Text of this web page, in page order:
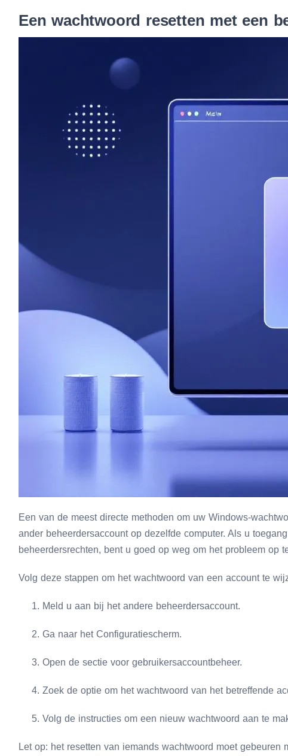
Een wachtwoord resetten met een
Een van de meest directe methoden om uw Windows-
ander beheerdersaccount op dezelfde computer. Als u
beheerdersrechten, bent u goed op weg om het probleem op
Volg deze stappen om het wachtwoord van een account te
Meld u aan bij het andere beheerdersaccount.
Ga naar het Configuratiescherm.
Open de sectie voor gebruikersaccountbeheer.
Zoek de optie om het wachtwoord van het betreffende
Volg de instructies om een nieuw wachtwoord aan te
Let op: het resetten van iemands wachtwoord moet